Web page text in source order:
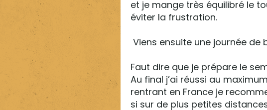
et je mange très équilibré le
éviter la frustration.
Viens ensuite une journée de
Faut dire que je prépare le
Au final j’ai réussi au
rentrant en France je
si sur de plus petites